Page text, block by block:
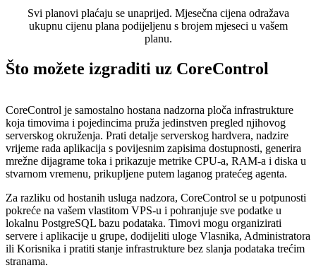
Svi planovi plaćaju se unaprijed. Mjesečna cijena odražava
ukupnu cijenu plana podijeljenu s brojem mjeseci u vašem
planu.
Što možete izgraditi uz CoreControl
CoreControl je samostalno hostana nadzorna ploča infrastrukture
koja timovima i pojedincima pruža jedinstven pregled njihovog
serverskog okruženja. Prati detalje serverskog hardvera, nadzire
vrijeme rada aplikacija s povijesnim zapisima dostupnosti, generira
mrežne dijagrame toka i prikazuje metrike CPU-a, RAM-a i diska u
stvarnom vremenu, prikupljene putem laganog pratećeg agenta.
Za razliku od hostanih usluga nadzora, CoreControl se u potpunosti
pokreće na vašem vlastitom VPS-u i pohranjuje sve podatke u
lokalnu PostgreSQL bazu podataka. Timovi mogu organizirati
servere i aplikacije u grupe, dodijeliti uloge Vlasnika, Administratora
ili Korisnika i pratiti stanje infrastrukture bez slanja podataka trećim
stranama.